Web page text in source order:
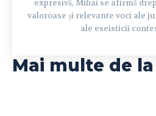
expresivă, Mihai se afirmă
valoroase și relevante voci ale
ale eseisticii
Mai multe de